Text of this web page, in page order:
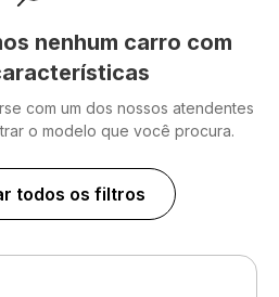
nenhum carro com
com um dos nossos atendentes
o modelo que você procura.
todos os filtros